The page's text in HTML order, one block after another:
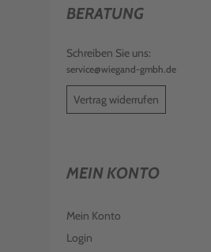
BERATUNG
Schreiben Sie uns:
service@wiegand-gmbh.de
Vertrag widerrufen
MEIN KONTO
Mein Konto
Login